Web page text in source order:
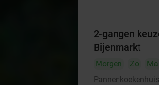
2-gangen
Bijenmarkt
Morgen Zo Ma